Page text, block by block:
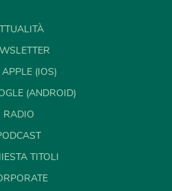
(IOS)
(ANDROID)
RADIO
TITOLI